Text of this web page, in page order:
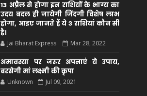
13 अप्रैल से होगा इन राशियों के भाग्य का
उदय बदल ही जायेगी जिंदगी विशेष लाभ
होगा, आइए जानते हैं ये 3 राशियां कौन सीं
है।
Jai Bharat Express Mar 28, 2022
अमावस्या पर जरूर अपनाएं ये उपाय,
बरसेगी मां लक्ष्मी की कृपा
Unknown Jul 09, 2021